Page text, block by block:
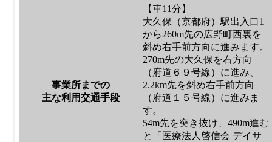
事業所までの
主な利用交通手段
【車11分】
大久保（京都府）駅出入口1
から260m先の広野町西裏を
斜め右手前方向に進みます。
270m先の大久保を右方向
（府道６９号線）に進み、
2.2km先を斜め右手前方向
（府道１５号線）に進みま
す。
54m先を突き抜け、490m進む
と「医療法人啓信会 デイサ